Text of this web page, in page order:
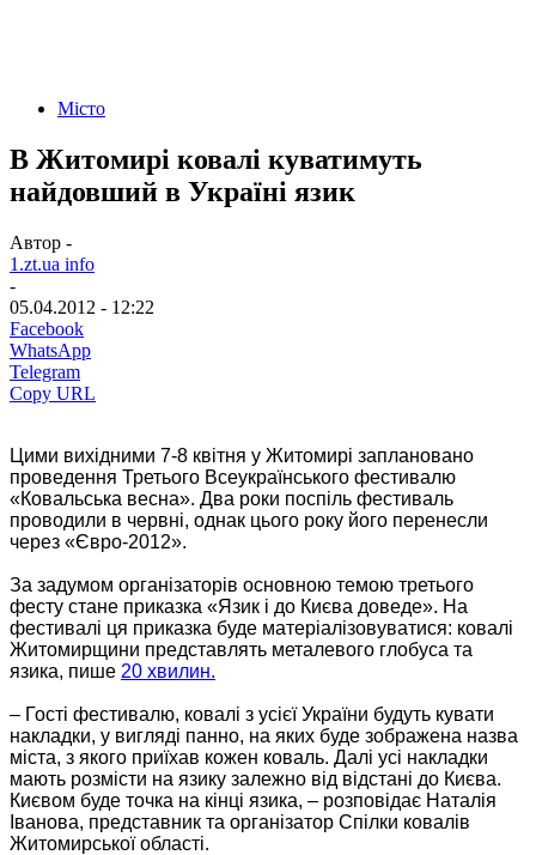
Місто
В Житомирі ковалі куватимуть
найдовший в Україні язик
Автор -
1.zt.ua info
-
05.04.2012 - 12:22
Facebook
WhatsApp
Telegram
Copy URL
Цими вихідними 7-8 квітня у Житомирі заплановано
проведення Третього Всеукраїнського фестивалю
«Ковальська весна». Два роки поспіль фестиваль
проводили в червні, однак цього року його перенесли
через «Євро-2012».
За задумом організаторів основною темою третього
фесту стане приказка «Язик і до Києва доведе». На
фестивалі ця приказка буде матеріалізовуватися: ковалі
Житомирщини представлять металевого глобуса та
язика, пише 20 хвилин.
– Гості фестивалю, ковалі з усієї України будуть кувати
накладки, у вигляді панно, на яких буде зображена назва
міста, з якого приїхав кожен коваль. Далі усі накладки
мають розмісти на язику залежно від відстані до Києва.
Києвом буде точка на кінці язика, – розповідає Наталія
Іванова, представник та організатор Спілки ковалів
Житомирської області.